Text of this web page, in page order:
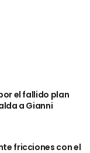
el fallido plan
a Gianni
fricciones con el